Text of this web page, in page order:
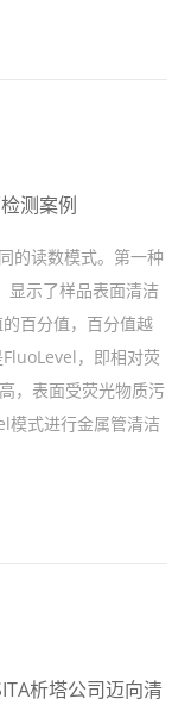
测案例
的读数模式。第一种
显示了样品表面清洁
百分值，百分值越
，即相对荧
，表面受荧光物质污
模式进行金属管清洁
析塔公司迈向清